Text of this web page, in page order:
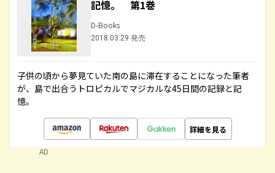
記憶。 第1巻
D-Books
2018.03.29 発売
子供の頃から夢見ていた南の島に滞在することになった筆者
が、島で出合うトロピカルでマジカルな45日間の記録と記
憶。
詳細を見る
AD